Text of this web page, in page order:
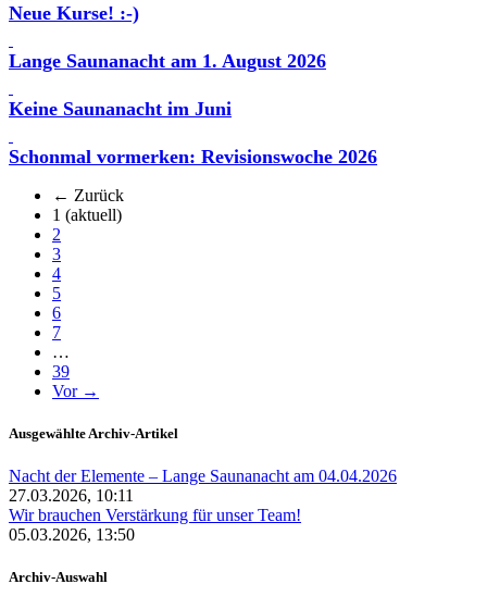
Neue Kurse! :-)
Lange Saunanacht am 1. August 2026
Keine Saunanacht im Juni
Schonmal vormerken: Revisionswoche 2026
← Zurück
1 (aktuell)
2
3
4
5
6
7
…
39
Vor →
Ausgewählte Archiv-Artikel
Nacht der Elemente – Lange Saunanacht am 04.04.2026
27.03.2026, 10:11
Wir brauchen Verstärkung für unser Team!
05.03.2026, 13:50
Archiv-Auswahl